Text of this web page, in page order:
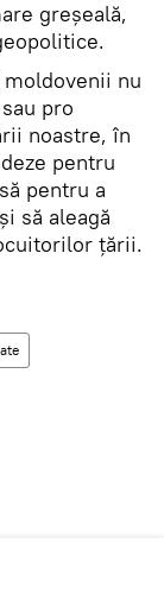
greşeală,
moldovenii nu
pro
noastre, în
pentru
pentru a
să aleagă
ţării.